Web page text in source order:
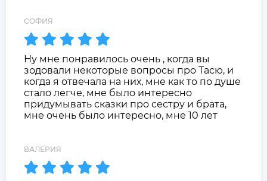
СОФИЯ
Ну мне понравилось очень , когда вы
зодовали некоторые вопросы про Тасю, и
когда я отвечала на них, мне как то по душе
стало легче, мне было интересно
придумывать сказки про сестру и брата,
мне очень было интересно, мне 10 лет
ВАЛЕРИЯ